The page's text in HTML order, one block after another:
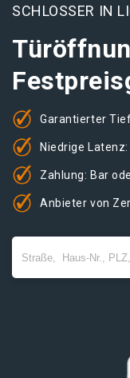
SCHLOSSER IN
Garantierter
Niedrige
Zahlung: Bar
Anbieter von